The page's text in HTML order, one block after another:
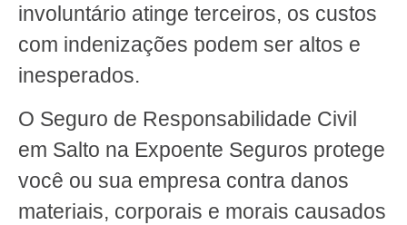
involuntário atinge terceiros, os custos
com indenizações podem ser altos e
inesperados.
O Seguro de Responsabilidade Civil
em Salto na Expoente Seguros protege
você ou sua empresa contra danos
materiais, corporais e morais causados